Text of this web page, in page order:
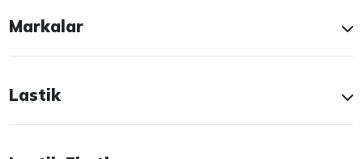
Markalar
Lastik